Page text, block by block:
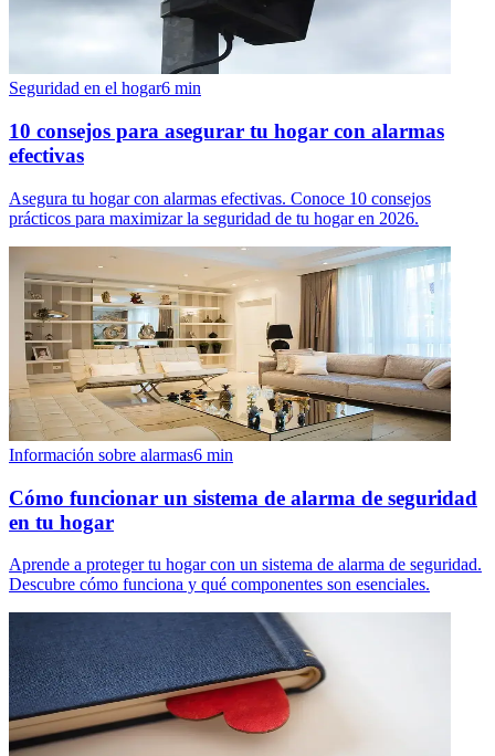
Seguridad en el hogar6 min
10 consejos para asegurar tu hogar con alarmas
efectivas
Asegura tu hogar con alarmas efectivas. Conoce 10 consejos
prácticos para maximizar la seguridad de tu hogar en 2026.
Información sobre alarmas6 min
Cómo funcionar un sistema de alarma de seguridad
en tu hogar
Aprende a proteger tu hogar con un sistema de alarma de seguridad.
Descubre cómo funciona y qué componentes son esenciales.